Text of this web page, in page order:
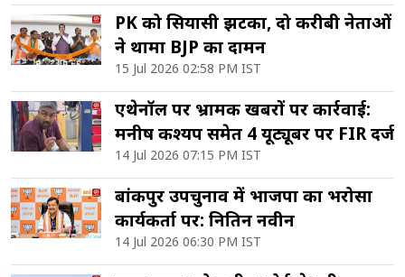
PK को सियासी झटका, दो करीबी नेताओं
ने थामा BJP का दामन
15 Jul 2026 02:58 PM IST
एथेनॉल पर भ्रामक खबरों पर कार्रवाई:
मनीष कश्यप समेत 4 यूट्यूबर पर FIR दर्ज
14 Jul 2026 07:15 PM IST
बांकीपुर उपचुनाव में भाजपा का भरोसा
कार्यकर्ता पर: नितिन नवीन
14 Jul 2026 06:30 PM IST